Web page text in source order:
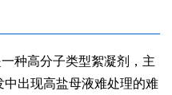
种高分子类型絮凝剂，主
出现高盐母液难处理的难